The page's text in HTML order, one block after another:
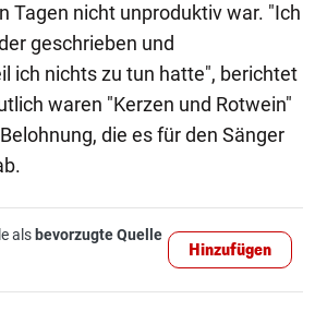
Tagen nicht unproduktiv war. "Ich
geschrieben und
ich nichts zu tun hatte", berichtet
waren "Kerzen und Rotwein"
die es für den Sänger
als bevorzugte Quelle
Hinzufügen